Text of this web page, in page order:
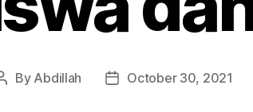
Post
By Abdillah
PostOctober 30, 2021